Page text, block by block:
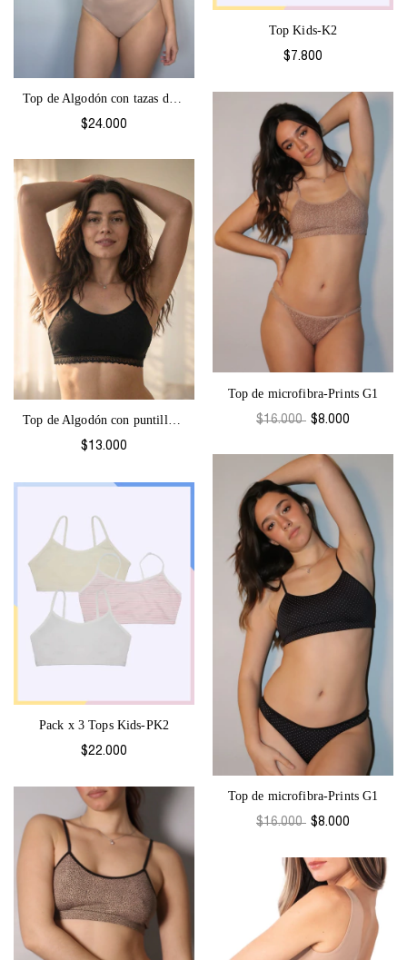
$24.000
Top Kids-K2
$7.800
Top de Algodón con puntilla Broderie-Pur...
$13.000
Top de microfibra-Prints G1
$16.000 $8.000
Pack x 3 Tops Kids-PK2
$22.000
Top de microfibra-Prints G1
$16.000 $8.000